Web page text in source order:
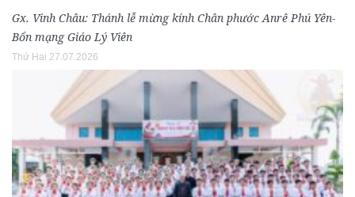
Gx. Vinh Châu: Thánh lễ mừng kính Chân phước Anrê Phú Yên-
Bổn mạng Giáo Lý Viên
Thứ Hai 27.07.2026